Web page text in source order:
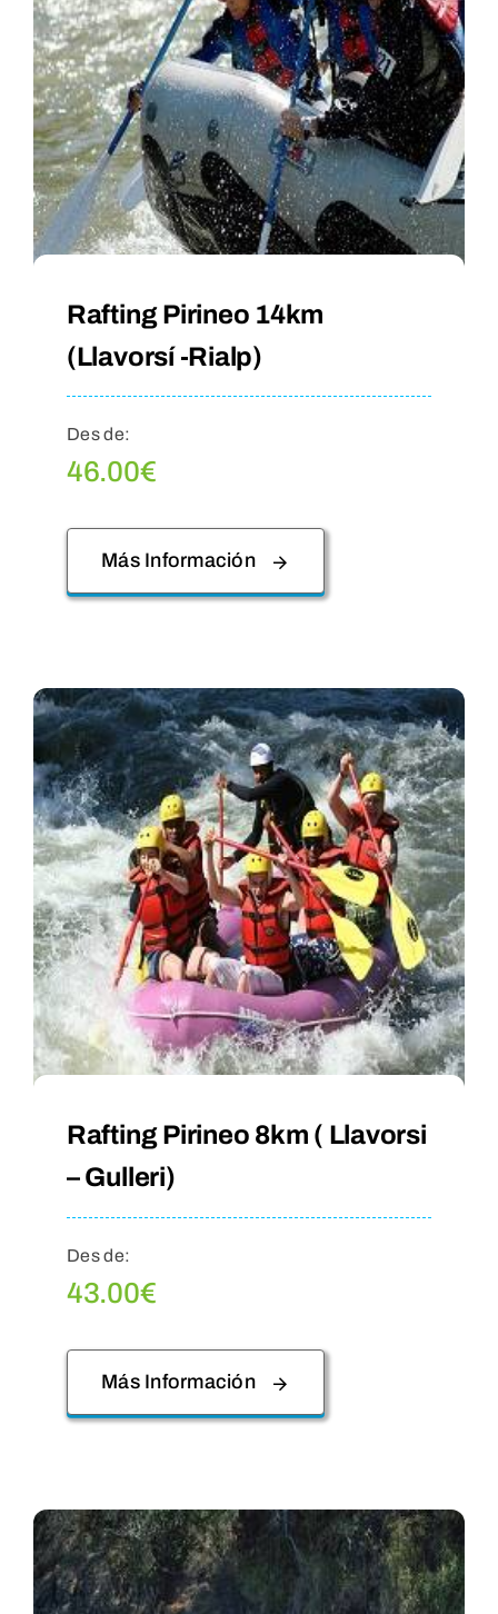
Rafting Pirineo 14km
(Llavorsí -Rialp)
Des de:
46.00€
Más Información
Rafting Pirineo 8km ( Llavorsi
– Gulleri)
Des de:
43.00€
Más Información